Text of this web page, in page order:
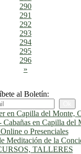
290
291
292
293
294
295
296
»
al Boletín:
TALLERES